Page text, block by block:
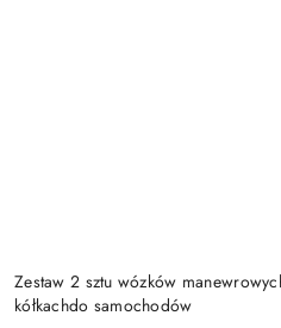
Zestaw 2 sztu wózków
kółkachdo samochodów